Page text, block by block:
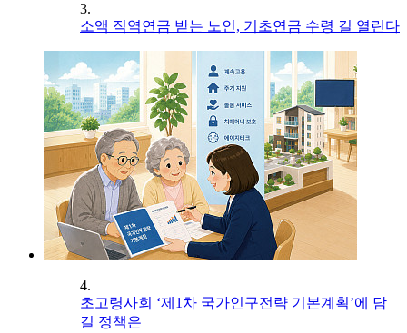
3.
소액 직역연금 받는 노인, 기초연금 수령 길 열린다
4.
초고령사회 ‘제1차 국가인구전략 기본계획’에 담
길 정책은